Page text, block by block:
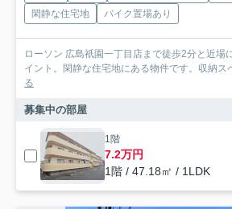
閑静な住宅地
バイク置場あり
ローソン 広島祇園一丁目店まで徒歩2分と近場
イント。閑静な住宅地にある物件です。収納ス
る
募集中の部屋
1階
7.2万円
1階 / 47.18㎡ / 1LDK